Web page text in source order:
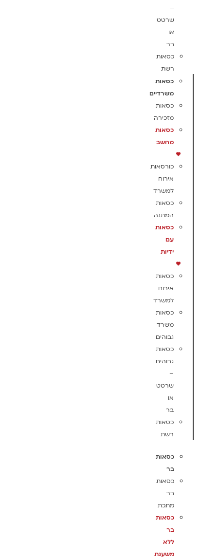
–
שרטט
או
בר
כסאות
רשת
כסאות
משרדיים
כסאות
מזכירה
כסאות
מחשב
כורסאות
אירוח
למשרד
כסאות
המתנה
כסאות
עם
ידיות
כסאות
אירוח
למשרד
כסאות
משרד
גבוהים
כסאות
גבוהים
–
שרטט
או
בר
כסאות
רשת
כסאות
בר
כסאות
בר
מתכת
כסאות
בר
ללא
משענת